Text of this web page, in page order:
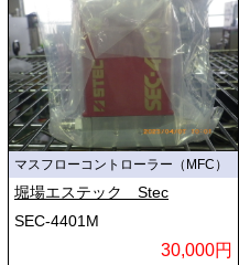
マスフローコントローラー（MFC）
堀場エステック Stec
SEC-4401M
30,000円